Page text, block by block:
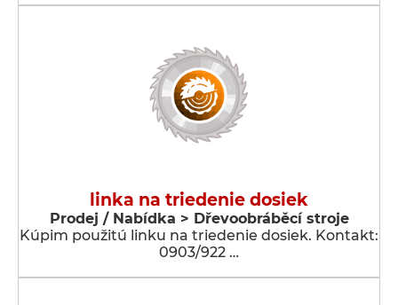
linka na triedenie dosiek
Prodej / Nabídka > Dřevoobráběcí stroje
Kúpim použitú linku na triedenie dosiek. Kontakt:
0903/922 …